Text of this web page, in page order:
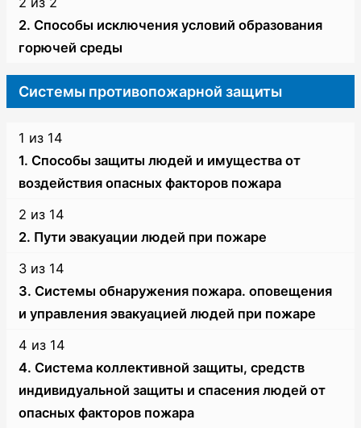
защиты.
пожарной
безопасности
защиты.
of
2
within
section
предотвращения
пожаров.
зачислены
на
курс.
2. Способы исключения условий образования
горючей среды
2
of
2
within
Система
предотвращения
пожаров.
не
зачислены
на
курс.
Системы противопожарной защиты
1 из 14
1. Способы защиты людей и имущества от
воздействия опасных факторов пожара
of
14
within
section
противопожарной
защиты.
зачислены
на
курс.
2 из 14
2. Пути эвакуации людей при пожаре
2
of
14
within
section
Системы
противопожарной
не
зачислены
на
курс.
3 из 14
3. Системы обнаружения пожара. оповещения
и управления эвакуацией людей при пожаре
of
14
within
зачислены
на
курс.
4 из 14
4. Система коллективной защиты, средств
индивидуальной защиты и спасения людей от
опасных факторов пожара